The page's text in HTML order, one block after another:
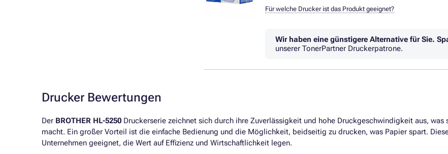
Für welche Drucker ist das Produkt geeignet?
Wir haben eine günstigere Alternative für Sie.
unserer TonerPartner Druckerpatrone.
Drucker Bewertungen
Der BROTHER HL-5250 Druckerserie zeichnet sich durch ihre Zuverlässigkeit und hohe Druckgeschwindigkeit aus,
macht. Ein großer Vorteil ist die einfache Bedienung und die Möglichkeit, beidseitig zu drucken, was Papier spart.
Unternehmen geeignet, die Wert auf Effizienz und Wirtschaftlichkeit legen.